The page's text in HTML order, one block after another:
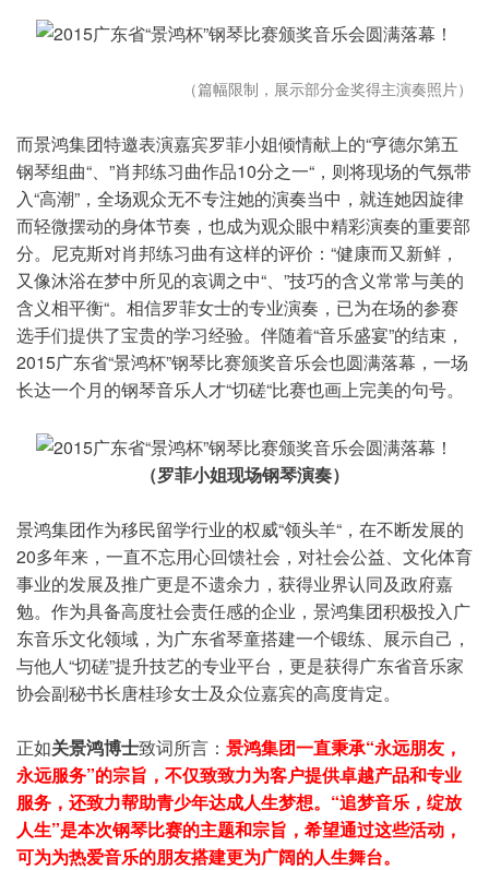
（篇幅限制，展示部分金奖得主演奏照片）
而景鸿集团特邀表演嘉宾罗菲小姐倾情献上的“亨德尔第五
钢琴组曲“、”肖邦练习曲作品10分之一“，则将现场的气氛带
入“高潮”，全场观众无不专注她的演奏当中，就连她因旋律
而轻微摆动的身体节奏，也成为观众眼中精彩演奏的重要部
分。尼克斯对肖邦练习曲有这样的评价：“健康而又新鲜，
又像沐浴在梦中所见的哀调之中“、”技巧的含义常常与美的
含义相平衡“。相信罗菲女士的专业演奏，已为在场的参赛
选手们提供了宝贵的学习经验。伴随着“音乐盛宴”的结束，
2015广东省“景鸿杯”钢琴比赛颁奖音乐会也圆满落幕，一场
长达一个月的钢琴音乐人才“切磋“比赛也画上完美的句号。
（罗菲小姐现场钢琴演奏）
景鸿集团作为移民留学行业的权威“领头羊“，在不断发展的
20多年来，一直不忘用心回馈社会，对社会公益、文化体育
事业的发展及推广更是不遗余力，获得业界认同及政府嘉
勉。作为具备高度社会责任感的企业，景鸿集团积极投入广
东音乐文化领域，为广东省琴童搭建一个锻练、展示自己，
与他人“切磋”提升技艺的专业平台，更是获得广东省音乐家
协会副秘书长唐桂珍女士及众位嘉宾的高度肯定。
正如关景鸿博士致词所言： 景鸿集团一直秉承“永远朋友，
永远服务”的宗旨，不仅致致力为客户提供卓越产品和专业
服务，还致力帮助青少年达成人生梦想。“追梦音乐，绽放
人生”是本次钢琴比赛的主题和宗旨，希望通过这些活动，
可为为热爱音乐的朋友搭建更为广阔的人生舞台。